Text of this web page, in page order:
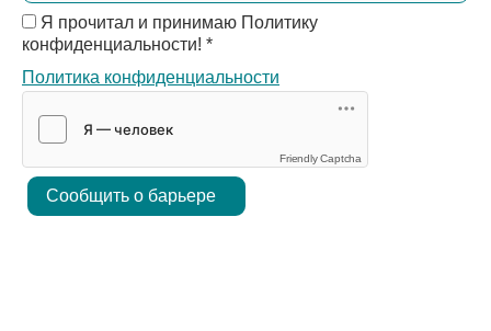
Я прочитал и принимаю Политику
конфиденциальности! *
Политика конфиденциальности
Friendly Captcha
Сообщить о барьере